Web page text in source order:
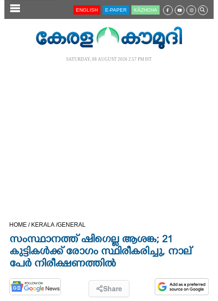
SECTIONS
CINEMA
OPINION
PHOTOS
ENGLISH E-PAPER KĀZHCHA
SATURDAY, 08 AUGUST 2026 2.57 PM IST
HOME / KERALA /GENERAL
സംസ്ഥാനത്ത് ഷിഗെല്ല ആശങ്ക; 21
കുട്ടികൾക്ക് രോഗം സ്ഥിരീകരിച്ചു, നാല്
പേർ നിരീക്ഷണത്തിൽ
Share